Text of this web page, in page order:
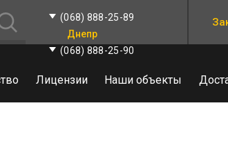
(068) 888-25-89
Днепр
(068) 888-25-90
Лицензии Наши объекты